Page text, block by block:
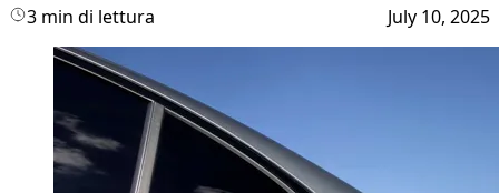
3 min di lettura July 10, 2025